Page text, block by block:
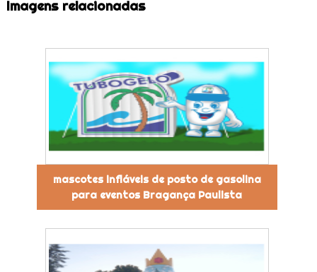
Imagens relacionadas
mascotes infláveis de posto de gasolina
para eventos Bragança Paulista